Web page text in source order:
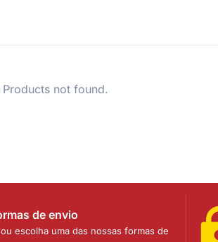
Products not found.
de envio
escolha uma das nossas formas de